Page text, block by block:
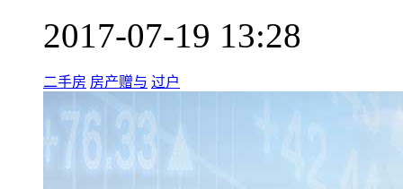
2017-07-19 13:28
二手房 房产赠与 过户